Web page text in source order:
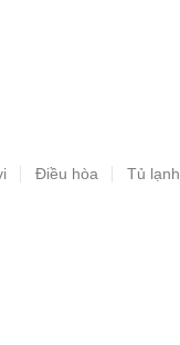
Điều hòa Tủ lạnh